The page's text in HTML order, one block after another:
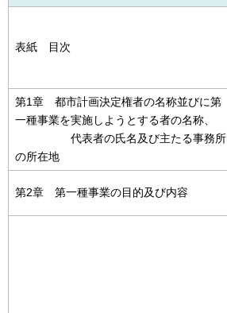
表紙 目次
第1章 都市計画決定権者の名称並びに第
一種事業を実施しようとする者の名称、
代表者の氏名及び主たる事務所
の所在地
第2章 第一種事業の目的及び内容